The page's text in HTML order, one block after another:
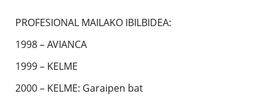
PROFESIONAL MAILAKO IBILBIDEA:
1998 – AVIANCA
1999 – KELME
2000 – KELME: Garaipen bat